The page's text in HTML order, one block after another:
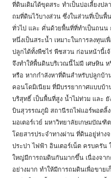
ที่ดินเดิมได้ขุดสระ ทำเป็นบ่อเลี้ยงป
ถมที่ดินไว้บางส่วน ซึ่งในส่วนที่เป็น
ทั่วไป และ คั่นด้วยพื้นที่ที่ทำเป็นถน
หนึ่งเป็นสระน้ำ เหมาะในการลงทุนเ
ปลูกได้ทั้งพืชไร่ พืชสวน ก่อนหน้านี้เ
จึงทำให้พื้นดินบริเวณนี้ไม่มี เศษหิน
หรือ หากกำลังหาที่ดินสำหรับปลูกบ้
คอนโดมิเนียม ที่มีบรรยากาศแบบบ้
บริสุทธิ์ เป็นพื้นที่สูง น้ำไม่ท่วม และ
บินสุวรรณภูมิ สถานีรถไฟแอร์พอตลิ้
มอเตอร์เวย์ มหาวิทยาลัยเกษมบัณฑิ
โดยสารประจำทางผ่าน ที่ดินอยู่ห่าง
ประปา ไฟฟ้า อินเตอร์เน็ต ครบครั
ใหญ่มีการถมดินกันมากขึ้น เนื่องจา
อย่างมาก ทำให้มีการถมดินเพื่อขาย